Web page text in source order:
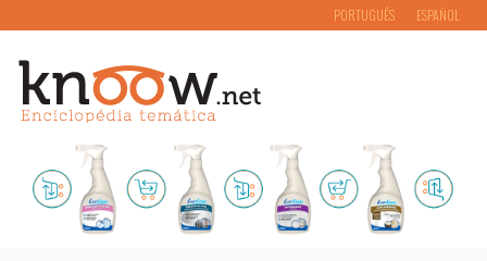
PORTUGUÊS ESPAÑOL